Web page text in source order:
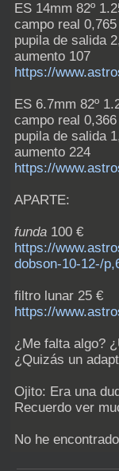
ES 14mm 82º
campo real 0,765
pupila de salida
aumento 107
https://
ES 6.7mm 82º
campo real 0,366
pupila de salida
aumento 224
https://
APARTE:
funda 100 €
https://
dobson-10-12-/
filtro lunar 25 €
https://
¿Me falta algo?
¿Quizás un
Ojito: Era una
Recuerdo ver
No he